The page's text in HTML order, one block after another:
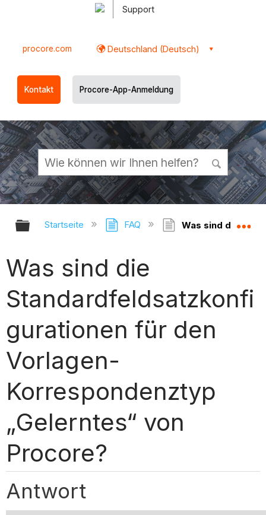
Support
procore.com Deutschland (Deutsch)
Kontakt Procore-App-Anmeldung
Globale Hierarchie auf- und
Startseite FAQ Was sind die
Was sind die
Standardfeldsatzkonfi
gurationen für den
Vorlagen-
Korrespondenztyp
„Gelerntes“ von
Procore?
Antwort